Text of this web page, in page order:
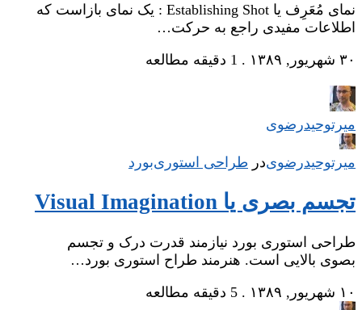
نمای مُعَرِف یا Establishing Shot : یک نمای بازاست که
اطلاعات مفیدی راجع به حرکت…
۳۰ شهریور, ۱۳۸۹
. 1 دقیقه مطالعه
میر‌توحیدرضوی
میر‌توحیدرضویدر طراحی استوری‌بورد
تجسم بصری یا Visual Imagination
طراحی استوری بورد نیازمند قدرت درک و تجسم
بصوی بالایی است. هنرمند طراح استوری بورد…
۱۰ شهریور, ۱۳۸۹
. 5 دقیقه مطالعه